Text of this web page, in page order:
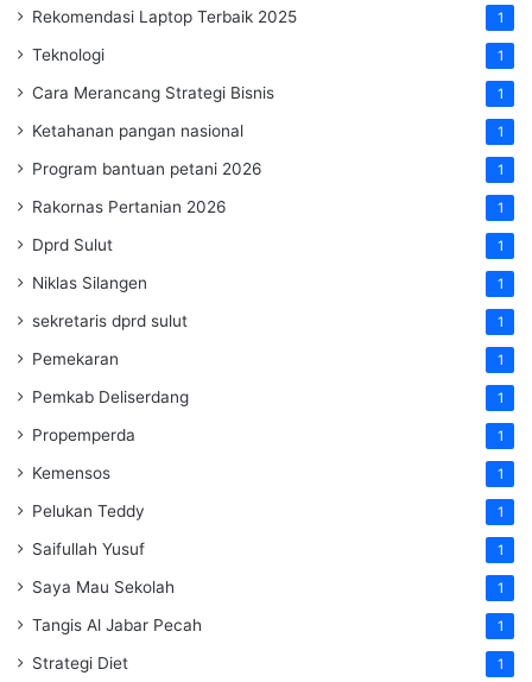
Rekomendasi Laptop Terbaik 2025 1
Teknologi 1
Cara Merancang Strategi Bisnis 1
Ketahanan pangan nasional 1
Program bantuan petani 2026 1
Rakornas Pertanian 2026 1
Dprd Sulut 1
Niklas Silangen 1
sekretaris dprd sulut 1
Pemekaran 1
Pemkab Deliserdang 1
Propemperda 1
Kemensos 1
Pelukan Teddy 1
Saifullah Yusuf 1
Saya Mau Sekolah 1
Tangis Al Jabar Pecah 1
Strategi Diet 1